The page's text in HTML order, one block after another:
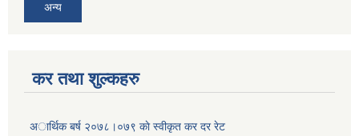
अन्य
कर तथा शुल्कहरु
अार्थिक बर्ष २०७८।०७९ काे स्वीकृत कर दर रेट